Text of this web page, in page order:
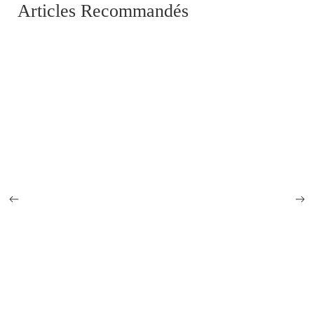
Articles Recommandés